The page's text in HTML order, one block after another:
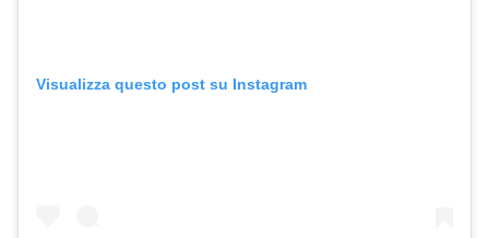
Visualizza questo post su Instagram